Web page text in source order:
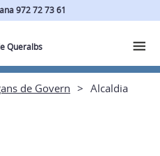
972 72 73 61
Queralbs
de Govern Alcaldia